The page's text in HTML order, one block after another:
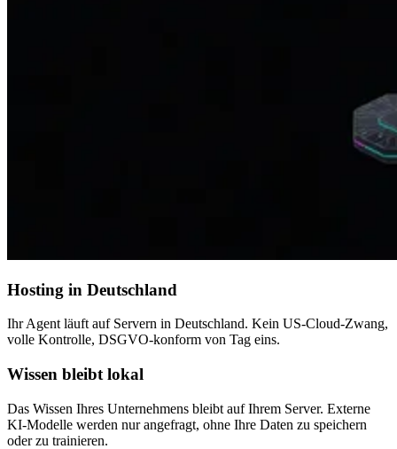
Hosting in Deutschland
Ihr Agent läuft auf Servern in Deutschland. Kein US-Cloud-Zwang,
volle Kontrolle, DSGVO-konform von Tag eins.
Wissen bleibt lokal
Das Wissen Ihres Unternehmens bleibt auf Ihrem Server. Externe
KI-Modelle werden nur angefragt, ohne Ihre Daten zu speichern
oder zu trainieren.